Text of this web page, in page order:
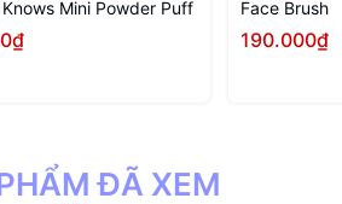
Mini Powder Puff
Face Brush
190.000₫
ĐÃ XEM